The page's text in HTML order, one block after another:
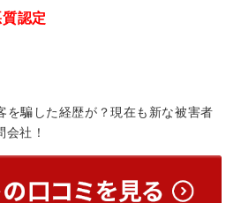
質認定
を騙した経歴が？現在も新な被害者
社！